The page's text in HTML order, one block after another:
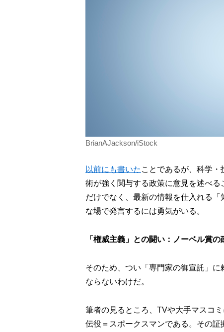
BrianAJackson/iStock
以前にも書いた ことであるが、科学
術が強く関与する政策に意見を述べ
だけでなく、最新の情報を仕入れる
な場で発言するには勇気がいる。
「権威主義」との闘い：ノーベル賞
そのため、つい「専門家の御宣託」
ならないわけだ。
筆者の見るところ、TVや大手マスコ
伝役＝スポークスマンである。その